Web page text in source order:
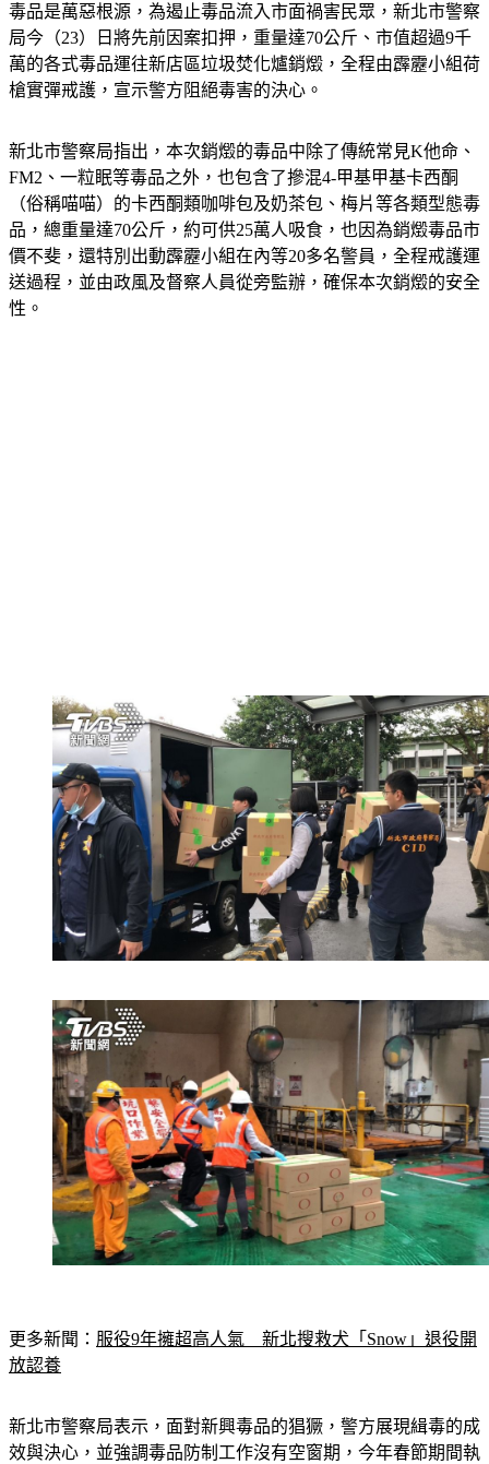
毒品是萬惡根源，為遏止毒品流入市面禍害民眾，新北市警察
局今（23）日將先前因案扣押，重量達70公斤、市值超過9千
萬的各式毒品運往新店區垃圾焚化爐銷燬，全程由霹靂小組荷
新北市警察局指出，本次銷燬的毒品中除了傳統常見K他命、
FM2、一粒眠等毒品之外，也包含了摻混4-甲基甲基卡西酮
（俗稱喵喵）的卡西酮類咖啡包及奶茶包、梅片等各類型態毒
品，總重量達70公斤，約可供25萬人吸食，也因為銷燬毒品市
價不斐，還特別出動霹靂小組在內等20多名警員，全程戒護運
送過程，並由政風及督察人員從旁監辦，確保本次銷燬的安全
更多新聞：
新北市警察局表示，面對新興毒品的猖獗，警方展現緝毒的成